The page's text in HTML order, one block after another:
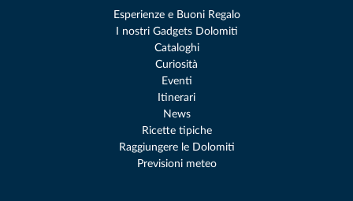
Esperienze e Buoni Regalo
I nostri Gadgets Dolomiti
Cataloghi
Curiosità
Eventi
Itinerari
News
Ricette tipiche
Raggiungere le Dolomiti
Previsioni meteo